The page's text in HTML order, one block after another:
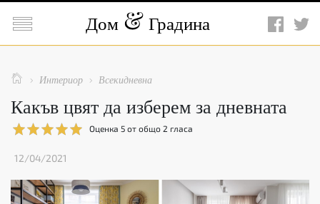
 Дом Градина
  Интериор  Всекидневна
Какъв цвят да изберем за дневната
Оценка 5 от общо 2 гласа
12/04/2021